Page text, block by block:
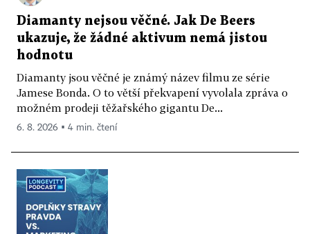
Diamanty nejsou věčné. Jak De Beers
ukazuje, že žádné aktivum nemá jistou
hodnotu
Diamanty jsou věčné je známý název filmu ze série
Jamese Bonda. O to větší překvapení vyvolala zpráva o
možném prodeji těžařského gigantu De...
6. 8. 2026 ▪ 4 min. čtení